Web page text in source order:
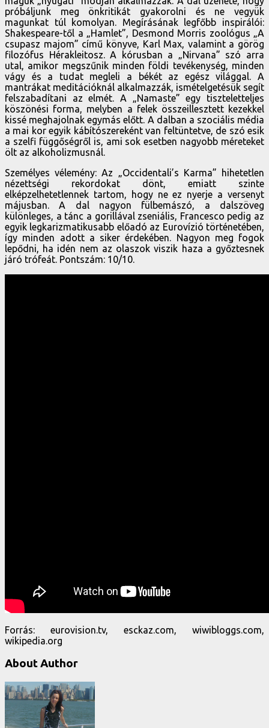
próbáljunk meg önkritikát gyakorolni és ne vegyük
magunkat túl komolyan. Megírásának legfőbb inspirálói:
Shakespeare-től a „Hamlet”, Desmond Morris zoológus „A
csupasz majom” című könyve, Karl Max, valamint a görög
filozófus Hérakleitosz. A kórusban a „Nirvana” szó arra
utal, amikor megszűnik minden földi tevékenység, minden
vágy és a tudat megleli a békét az egész világgal. A
mantrákat meditációknál alkalmazzák, ismételgetésük segít
felszabadítani az elmét. A „Namaste” egy tiszteletteljes
köszönési forma, melyben a felek összeillesztett kezekkel
kissé meghajolnak egymás előtt. A dalban a szociális média
a mai kor egyik kábítószereként van feltüntetve, de szó esik
a szelfi függőségről is, ami sok esetben nagyobb méreteket
ölt az alkoholizmusnál.
Személyes vélemény: Az „Occidentali’s Karma” hihetetlen
nézettségi rekordokat dönt, emiatt szinte
elképzelhetetlennek tartom, hogy ne ez nyerje a versenyt
májusban. A dal nagyon fülbemászó, a dalszöveg
különleges, a tánc a gorillával zseniális, Francesco pedig az
egyik legkarizmatikusabb előadó az Eurovízió történetében,
így minden adott a siker érdekében. Nagyon meg fogok
lepődni, ha idén nem az olaszok viszik haza a győztesnek
járó trófeát. Pontszám: 10/10.
Forrás: eurovision.tv, esckaz.com, wiwibloggs.com,
wikipedia.org
About Author